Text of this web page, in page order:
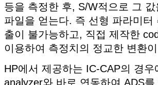
등을 측정한 후, S/W적으로 그
파일을 얻는다. 즉 선형 파라미
출이 불가능하고, 직접 제작한
이용하여 측정치의 정교한 변환
HP에서 제공하는 IC-CAP의 경
analyzer와 바로 연동하여 ADS